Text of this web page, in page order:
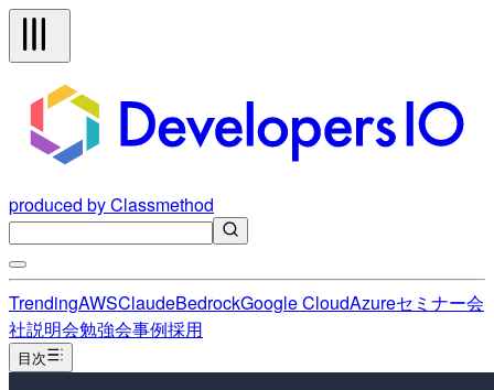
produced by Classmethod
TrendingAWSClaudeBedrockGoogle CloudAzureセミナー会
社説明会勉強会事例採用
目次